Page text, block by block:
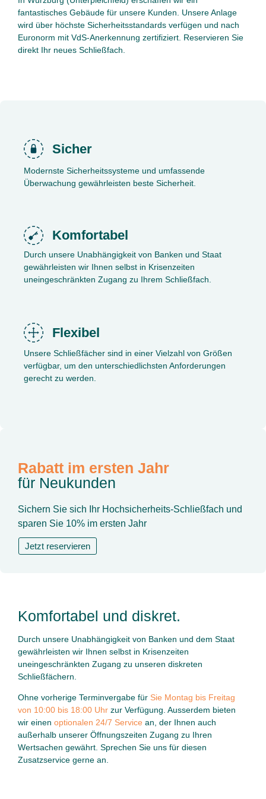
fantastisches Gebäude für unsere Kunden. Unsere Anlage
wird über höchste Sicherheitsstandards verfügen und nach
Euronorm mit VdS-Anerkennung zertifiziert. Reservieren Sie
direkt Ihr neues Schließfach.
Sicher
Modernste Sicherheitssysteme und umfassende
Überwachung gewährleisten beste ­Sicherheit.
Komfortabel
Durch unsere Unabhängigkeit von Banken und Staat
gewährleisten wir Ihnen selbst in Krisenzeiten
uneingeschränkten Zugang zu Ihrem Schließfach.
Flexibel
Unsere Schließfächer sind in einer Vielzahl von Größen
verfügbar, um den unterschiedlichsten Anforderungen
gerecht zu werden.
Rabatt im ersten Jahr
für Neukunden
Sichern Sie sich Ihr Hochsicherheits-Schließfach und
sparen Sie 10% im ersten Jahr
Jetzt reservieren
Komfortabel und diskret.
Durch unsere Unabhängigkeit von Banken und dem Staat
gewährleisten wir Ihnen selbst in Krisenzeiten
uneingeschränkten Zugang zu unseren diskreten
Schließfächern.
Ohne vorherige Terminvergabe für Sie Montag bis Freitag
von 10:00 bis 18:00 Uhr zur Verfügung. Ausserdem bieten
wir einen optionalen 24/7 Service an, der Ihnen auch
außerhalb unserer Öffnungszeiten Zugang zu Ihren
Wertsachen gewährt. Sprechen Sie uns für diesen
Zusatzservice gerne an.